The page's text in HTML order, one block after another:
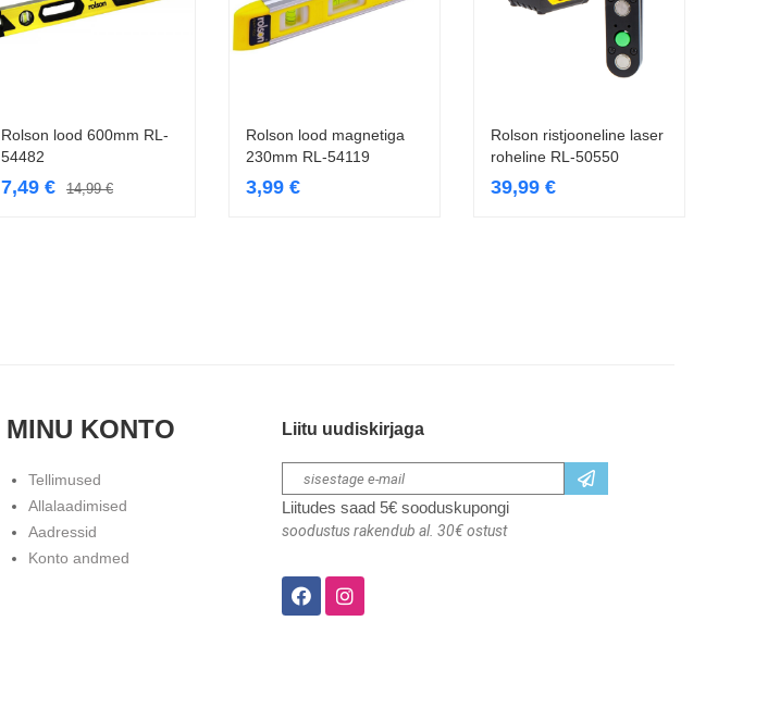
Lisa korvi
Rolson lood 600mm RL-
54482
14,99€
7,49 €
Lisa korvi
Rolson lood magnetiga
230mm RL-54119
3,99 €
Loe edasi
Rolson ristjooneline laser
roheline RL-50550
39,99 €
MINU KONTO
Tellimused
Allalaadimised
Aadressid
Konto andmed
Liitu uudiskirjaga
Liitudes saad 5€ sooduskupongi
soodustus rakendub al. 30€ ostust